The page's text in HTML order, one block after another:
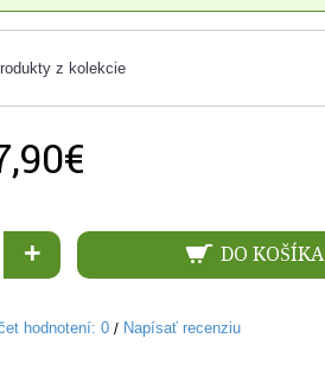
z kolekcie
+ DO KOŠÍKA
hodnotení: 0 / Napísať recenziu